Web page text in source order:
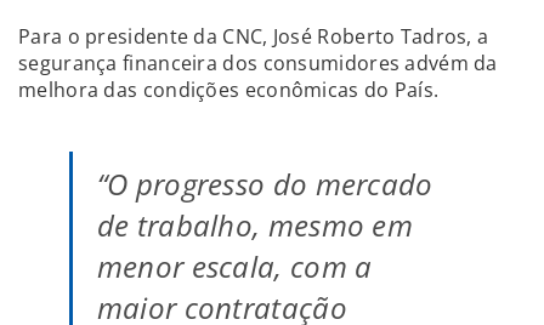
Para o presidente da CNC, José Roberto Tadros, a
segurança financeira dos consumidores advém da
melhora das condições econômicas do País.
“O progresso do mercado
de trabalho, mesmo em
menor escala, com a
maior contratação